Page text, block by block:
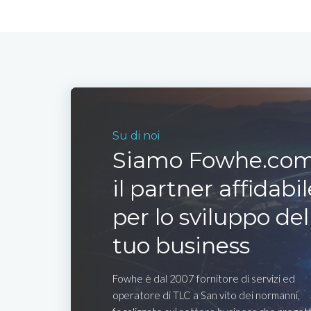
Su di noi
Siamo
il partner
per lo sviluppo del
tuo business
Fowhe è dal 2007 fornitore di servizi ed
operatore di TLC a San vito dei normanni,